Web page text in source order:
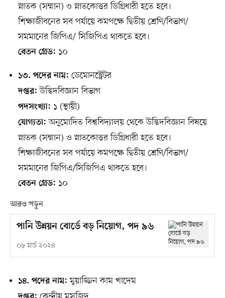
স্নাতক (সম্মান) ও স্নাতকোত্তর ডিগ্রিধারী হতে হবে।
শিক্ষাজীবনের সব পর্যায়ে কমপক্ষে দ্বিতীয় শ্রেণি/বিভাগ/
সমমানের জিপিএ/ সিজিপিএ থাকতে হবে।
বেতন গ্রেড: ১০
১৩. পদের নাম: ডেমোনস্ট্রেটর
দপ্তর: উদ্ভিদবিজ্ঞান বিভাগ
পদসংখ্যা: ১ (স্থায়ী)
যোগ্যতা: অনুমোদিত বিশ্ববিদ্যালয় থেকে উদ্ভিদবিজ্ঞান বিষয়ে
স্নাতক (সম্মান) ও স্নাতকোত্তর ডিগ্রিধারী হতে হবে।
শিক্ষাজীবনের সব পর্যায়ে কমপক্ষে দ্বিতীয় শ্রেণি/বিভাগ/
সমমানের জিপিএ/সিজিপিএ থাকতে হবে।
বেতন গ্রেড: ১০
আরও পড়ুন
পানি উন্নয়ন বোর্ডে বড় নিয়োগ, পদ ৯৬
০৮ মার্চ ২০২৪
১৪. পদের নাম: মুয়াজ্জিন কাম খাদেম